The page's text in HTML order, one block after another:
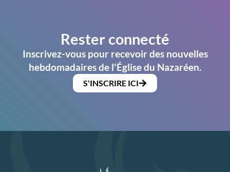
Rester connecté
Inscrivez-vous pour recevoir des nouvelles
hebdomadaires de l'Église du Nazaréen.
S'INSCRIRE ICI